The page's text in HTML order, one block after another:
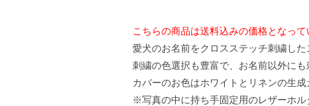
こちらの商品は送料込みの価格となって
愛犬のお名前をクロスステッチ刺繍し
刺繍の色選択も豊富で、お名前以外に
カバーのお色はホワイトとリネンの生
※写真の中に持ち手固定用のレザーホ